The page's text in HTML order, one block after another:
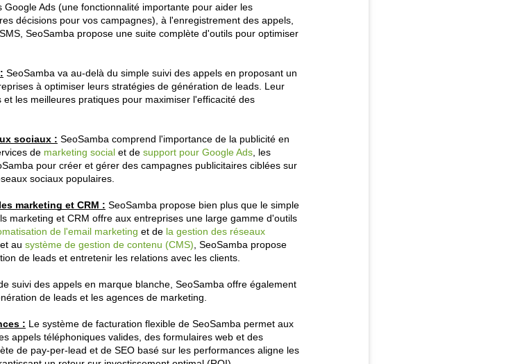
Ads (une fonctionnalité importante pour aider les
décisions pour vos campagnes), à l'enregistrement des appels,
SeoSamba propose une suite complète d'outils pour optimiser
SeoSamba va au-delà du simple suivi des appels en proposant un
à optimiser leurs stratégies de génération de leads. Leur
les meilleures pratiques pour maximiser l'efficacité des
sociaux : SeoSamba comprend l'importance de la publicité en
de marketing socialet de support pour Google Ads, les
pour créer et gérer des campagnes publicitaires ciblées sur
sociaux populaires.
marketing et CRM : SeoSamba propose bien plus que le simple
marketing et CRM offre aux entreprises une large gamme d'outils
de l'email marketing et de la gestion des réseaux
au système de gestion de contenu (CMS) , SeoSamba propose
de leads et entretenir les relations avec les clients.
suivi des appels en marque blanche, SeoSamba offre également
de leads et les agences de marketing.
: Le système de facturation flexible de SeoSamba permet aux
appels téléphoniques valides, des formulaires web et des
de pay-per-lead et de SEO basé sur les performances aligne les